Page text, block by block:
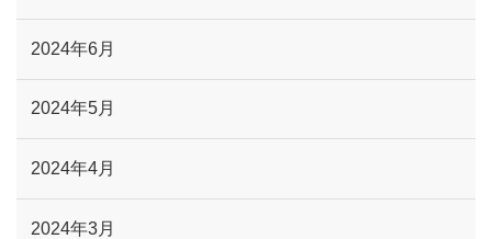
2024年6月
2024年5月
2024年4月
2024年3月